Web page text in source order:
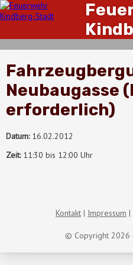
Neubaugasse
erforderlich)
Datum:16.02.2012
Zeit:11:30 bis 12:00 Uhr
© Copyright 2026
Kontakt Impressum